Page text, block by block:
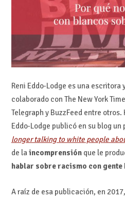
Reni Eddo-Lodge es una
colaborado con The New York
Telegraph y BuzzFeed entre
Eddo-Lodge publicó en su blog
longer talking to white people
de laincomprensiónque le
hablar sobre racismo con gente
A raíz de esa publicación, en